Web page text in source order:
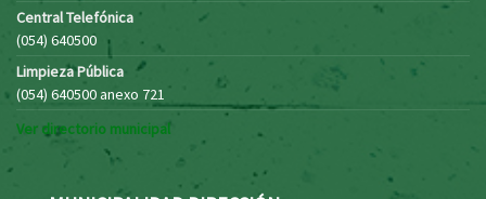
Central Telefónica
(054) 640500
Limpieza Pública
(054) 640500 anexo 721
Ver directorio municipal